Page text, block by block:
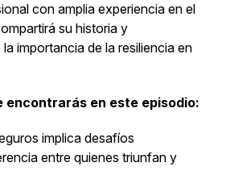
con amplia experiencia en el
su historia y
importancia de la resiliencia en
encontrarás en este episodio:
implica desafíos
entre quienes triunfan y